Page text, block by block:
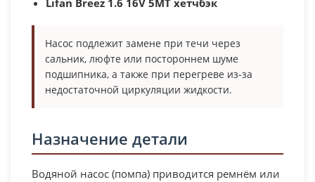
Насос подлежит замене при течи через
сальник, люфте или постороннем шуме
подшипника, а также при перегреве из-за
недостаточной циркуляции жидкости.
Назначение детали
Водяной насос (помпа) приводится ремнём или